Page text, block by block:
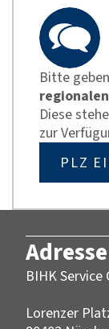
Bitte
Diese
zur
PLZ
Adresse
BIHK Service
Lorenzer